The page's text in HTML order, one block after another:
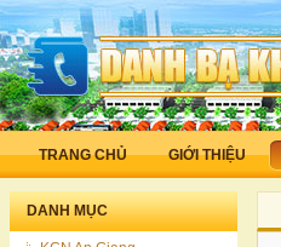
TRANG CHỦ GIỚI THIỆU
DANH MỤC